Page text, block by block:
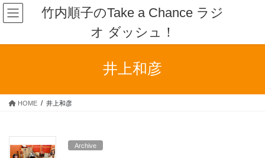
コ
ン
ン
ナ
ビ
ー
竹内順子のTake a Chance ラジ
オ ダッシュ！
井上和彦
HOME 井上和彦
Archive